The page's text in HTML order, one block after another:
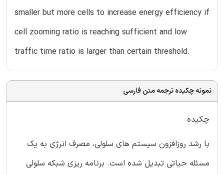
smaller but more cells to increase energy efficiency if
cell zooming ratio is reaching sufficient and low
traffic time ratio is larger than certain threshold.
نمونه چکیده ترجمه متن فارسی
چکیده
با رشد روزافزون سیستم های سلولی، مصرف انرژی به یک
مسئله حیاتی تبدیل شده است. برنامه ریزی شبکه سلولی